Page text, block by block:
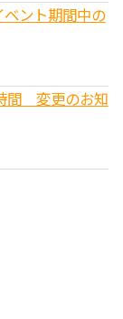
ント期間中の
間 変更のお知